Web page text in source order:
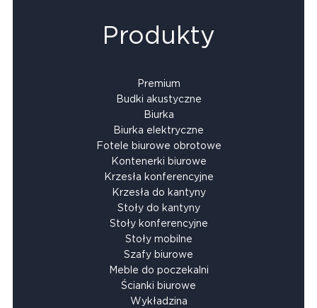
Produkty
Premium
Budki akustyczne
Biurka
Biurka elektryczne
Fotele biurowe obrotowe
Kontenerki biurowe
Krzesła konferencyjne
Krzesła do kantyny
Stoły do kantyny
Stoły konferencyjne
Stoły mobilne
Szafy biurowe
Meble do poczekalni
Ścianki biurowe
Wykładzina